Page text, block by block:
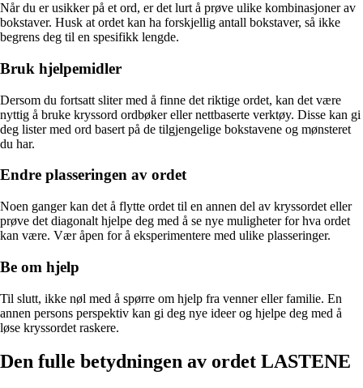
Når du er usikker på et ord, er det lurt å prøve ulike kombinasjoner av
bokstaver. Husk at ordet kan ha forskjellig antall bokstaver, så ikke
begrens deg til en spesifikk lengde.
Bruk hjelpemidler
Dersom du fortsatt sliter med å finne det riktige ordet, kan det være
nyttig å bruke kryssord ordbøker eller nettbaserte verktøy. Disse kan gi
deg lister med ord basert på de tilgjengelige bokstavene og mønsteret
du har.
Endre plasseringen av ordet
Noen ganger kan det å flytte ordet til en annen del av kryssordet eller
prøve det diagonalt hjelpe deg med å se nye muligheter for hva ordet
kan være. Vær åpen for å eksperimentere med ulike plasseringer.
Be om hjelp
Til slutt, ikke nøl med å spørre om hjelp fra venner eller familie. En
annen persons perspektiv kan gi deg nye ideer og hjelpe deg med å
løse kryssordet raskere.
Den fulle betydningen av ordet LASTENE